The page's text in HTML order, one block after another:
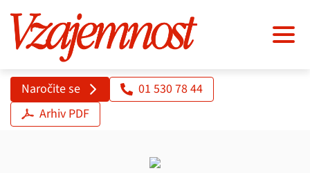
Naročite se
01 530 78 44
Arhiv PDF